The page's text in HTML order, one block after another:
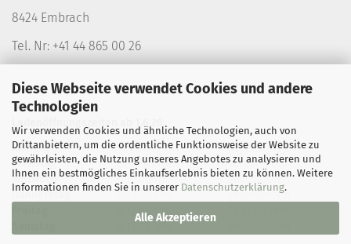
Diese Webseite verwendet Cookies und andere
Technologien
Wir verwenden Cookies und ähnliche Technologien, auch von
Drittanbietern, um die ordentliche Funktionsweise der Website zu
gewährleisten, die Nutzung unseres Angebotes zu analysieren und
Ihnen ein bestmögliches Einkaufserlebnis bieten zu können. Weitere
Informationen finden Sie in unserer Datenschutzerklärung.
Alle Akzeptieren
8424 Embrach
Tel. Nr: +41 44 865 00 26
Ladenöffnungszeiten ab 1.6.26
Montag
geschlossen
geschlossen
Dienstag
geschlossen
14-18.00 Uhr
Mittwoch
9-12.00 Uhr
geschlossen
Donnerstag
9-12.00 Uhr
geschlossen
9-12.00 Uhr